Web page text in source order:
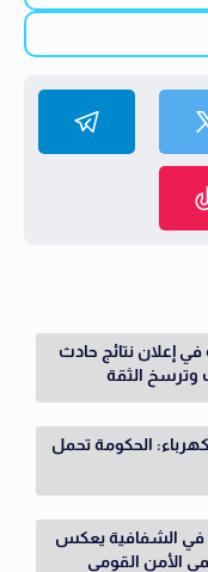
إعلان نتائج حادث
وترسخ الثقة
الحكومة تحمل
في الشفافية يعكس
الأمن القومي